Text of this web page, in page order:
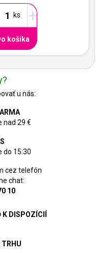
+
košíka
u nás:
nad 29 €
do 15:30
cez telefón
chat:
10
DISPOZÍCIÍ
TRHU